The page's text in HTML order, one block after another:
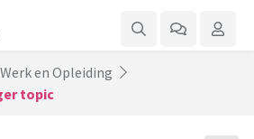
Werk en Opleiding
topic